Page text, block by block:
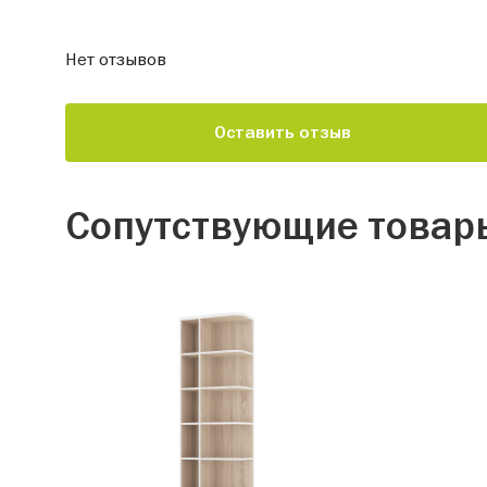
Нет отзывов
Оставить отзыв
Сопутствующие